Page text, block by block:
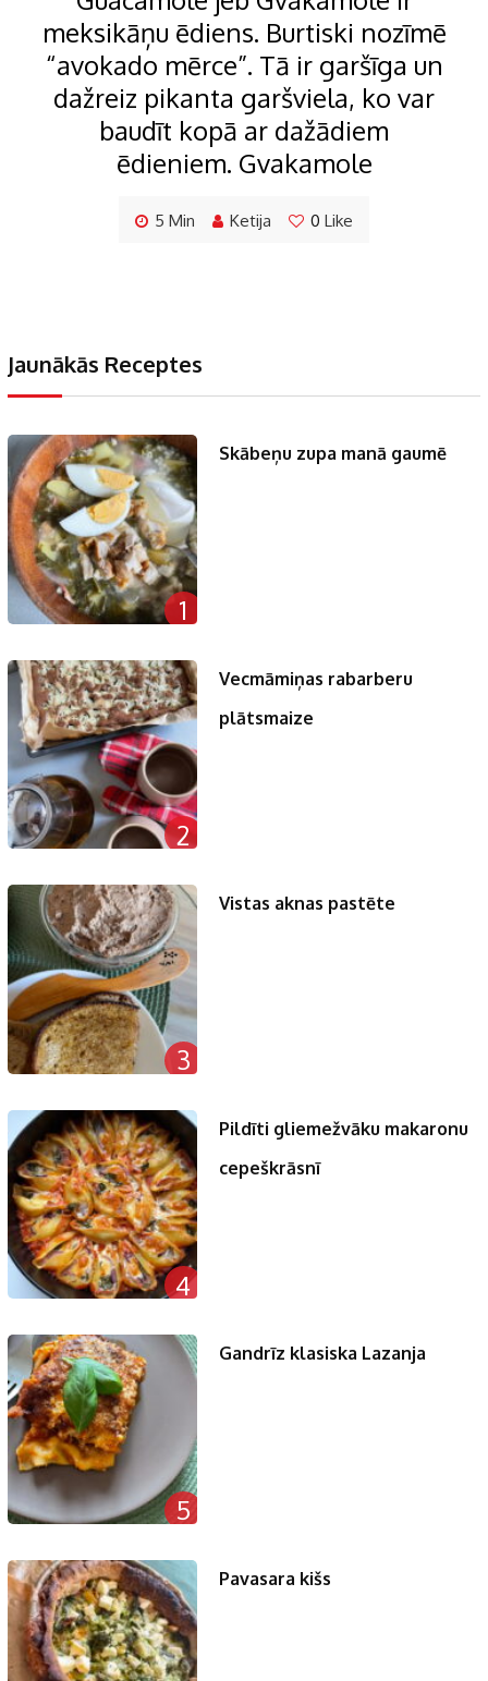
meksikāņu ēdiens. Burtiski nozīmē
“avokado mērce”. Tā ir garšīga un
dažreiz pikanta garšviela, ko var
baudīt kopā ar dažādiem
ēdieniem. Gvakamole
5 Min Ketija 0 Like
Jaunākās Receptes
1
Skābeņu zupa manā gaumē
2
Vecmāmiņas rabarberu
plātsmaize
3
Vistas aknas pastēte
4
Pildīti gliemežvāku makaronu
cepeškrāsnī
5
Gandrīz klasiska Lazanja
Pavasara kišs